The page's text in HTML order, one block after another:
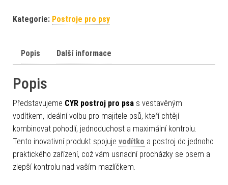
Kategorie: Postroje pro psy
Popis Další informace
Popis
Představujeme CYR postroj pro psa s vestavěným
vodítkem, ideální volbu pro majitele psů, kteří chtějí
kombinovat pohodlí, jednoduchost a maximální kontrolu.
Tento inovativní produkt spojuje vodítko a postroj do jednoho
praktického zařízení, což vám usnadní procházky se psem a
zlepší kontrolu nad vaším mazlíčkem.